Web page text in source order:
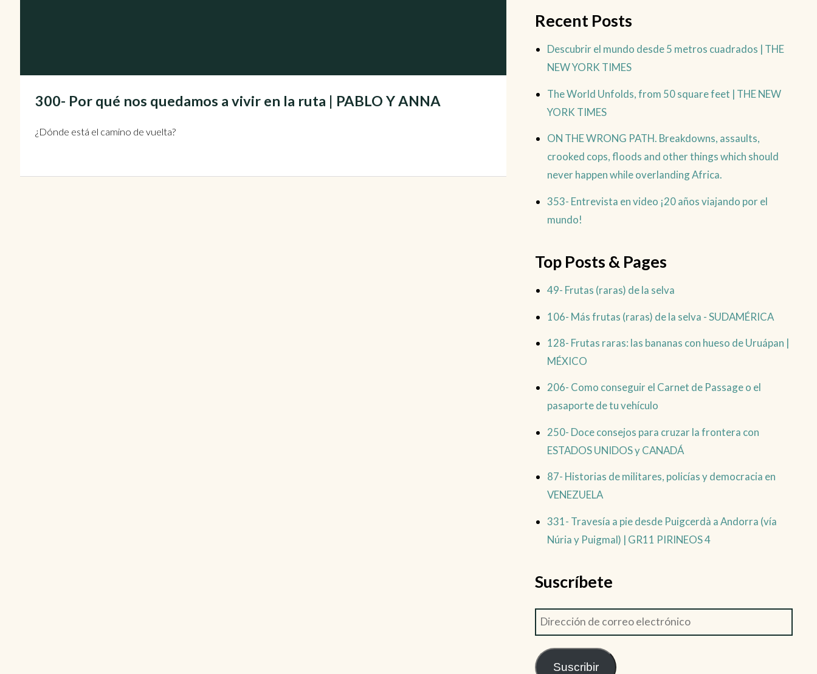
300- Por qué nos quedamos a vivir en la ruta | PABLO Y ANNA
¿Dónde está el camino de vuelta?
Recent Posts
Descubrir el mundo desde 5 metros cuadrados | THE
NEW YORK TIMES
The World Unfolds, from 50 square feet | THE NEW
YORK TIMES
ON THE WRONG PATH. Breakdowns, assaults,
crooked cops, floods and other things which should
never happen while overlanding Africa.
353- Entrevista en video ¡20 años viajando por el
mundo!
Top Posts & Pages
49- Frutas (raras) de la selva
106- Más frutas (raras) de la selva - SUDAMÉRICA
128- Frutas raras: las bananas con hueso de Uruápan |
MÉXICO
206- Como conseguir el Carnet de Passage o el
pasaporte de tu vehículo
250- Doce consejos para cruzar la frontera con
ESTADOS UNIDOS y CANADÁ
87- Historias de militares, policías y democracia en
VENEZUELA
331- Travesía a pie desde Puigcerdà a Andorra (vía
Núria y Puigmal) | GR11 PIRINEOS 4
Suscríbete
Suscribir